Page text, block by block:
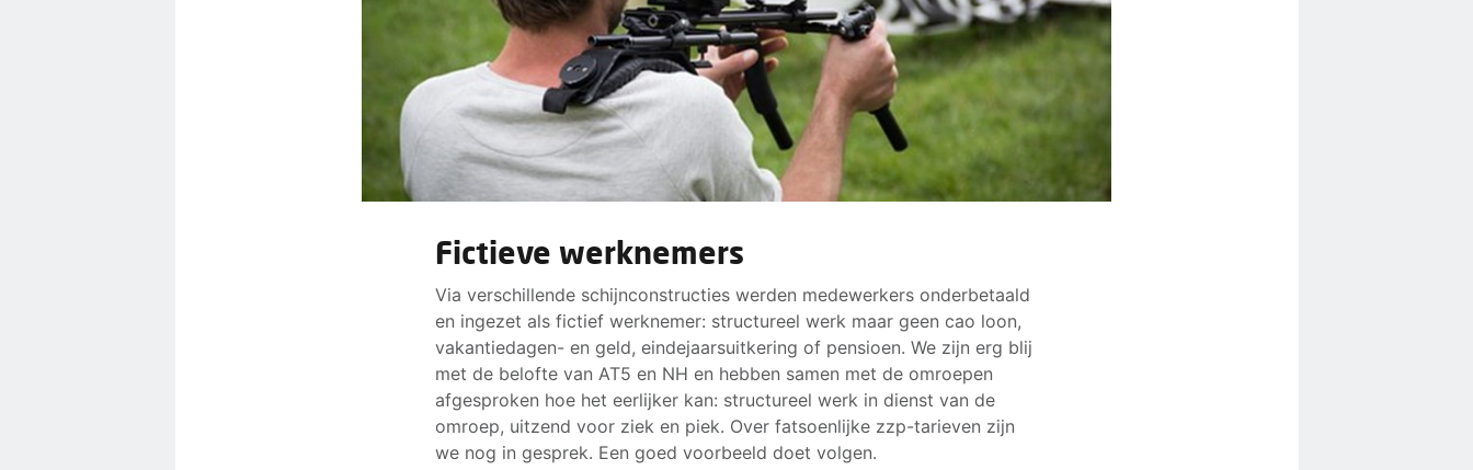
Fictieve werknemers
Via verschillende schijnconstructies werden medewerkers onderbetaald
en ingezet als fictief werknemer: structureel werk maar geen cao loon,
vakantiedagen- en geld, eindejaarsuitkering of pensioen. We zijn erg blij
met de belofte van AT5 en NH en hebben samen met de omroepen
afgesproken hoe het eerlijker kan: structureel werk in dienst van de
omroep, uitzend voor ziek en piek. Over fatsoenlijke zzp-tarieven zijn
we nog in gesprek. Een goed voorbeeld doet volgen.